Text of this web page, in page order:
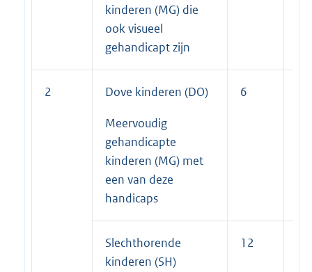
kinderen (MG) die
ook visueel
gehandicapt zijn
2 Dove kinderen (DO)
Meervoudig
gehandicapte
kinderen (MG) met
een van deze
handicaps
6
Slechthorende
kinderen (SH)
12